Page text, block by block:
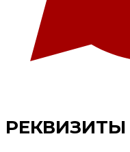
РЕКВИЗИТЫ